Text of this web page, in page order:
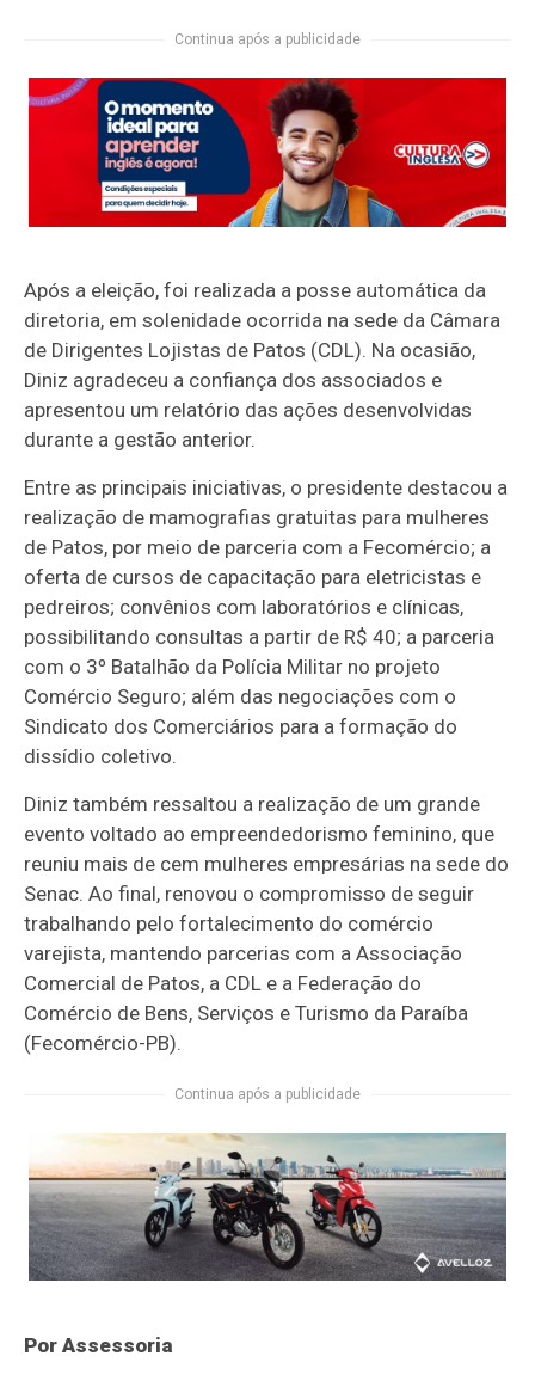
Continua após a publicidade
Após a eleição, foi realizada a posse automática da
diretoria, em solenidade ocorrida na sede da Câmara
de Dirigentes Lojistas de Patos (CDL). Na ocasião,
Diniz agradeceu a confiança dos associados e
apresentou um relatório das ações desenvolvidas
durante a gestão anterior.
Entre as principais iniciativas, o presidente destacou a
realização de mamografias gratuitas para mulheres
de Patos, por meio de parceria com a Fecomércio; a
oferta de cursos de capacitação para eletricistas e
pedreiros; convênios com laboratórios e clínicas,
possibilitando consultas a partir de R$ 40; a parceria
com o 3º Batalhão da Polícia Militar no projeto
Comércio Seguro; além das negociações com o
Sindicato dos Comerciários para a formação do
dissídio coletivo.
Diniz também ressaltou a realização de um grande
evento voltado ao empreendedorismo feminino, que
reuniu mais de cem mulheres empresárias na sede do
Senac. Ao final, renovou o compromisso de seguir
trabalhando pelo fortalecimento do comércio
varejista, mantendo parcerias com a Associação
Comercial de Patos, a CDL e a Federação do
Comércio de Bens, Serviços e Turismo da Paraíba
(Fecomércio-PB).
Continua após a publicidade
Por Assessoria